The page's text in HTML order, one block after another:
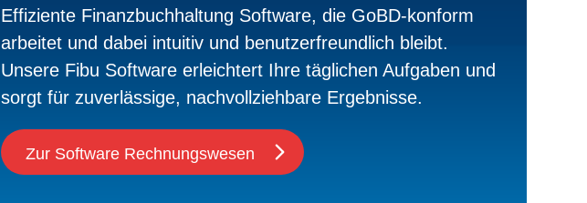
Effiziente Finanzbuchhaltung Software, die GoBD-konform
arbeitet und dabei intuitiv und benutzerfreundlich bleibt.
Unsere Fibu Software erleichtert Ihre täglichen Aufgaben und
sorgt für zuverlässige, nachvollziehbare Ergebnisse.
Zur Software Rechnungswesen